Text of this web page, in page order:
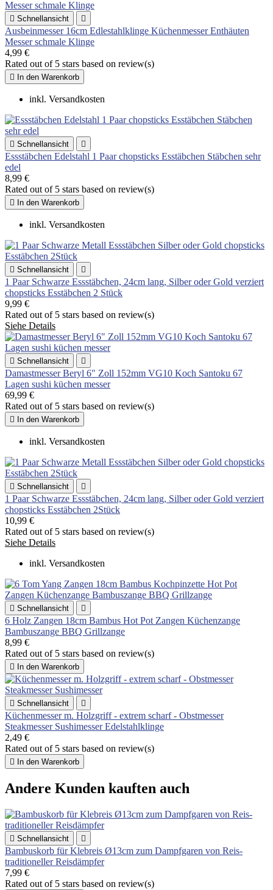
 Schnellansicht 
Ausbeinmesser 16cm Edlestahlklinge Küchenmesser Enthäuten
Messer schmale Klinge
4,99 €
Rated out of 5 stars based on review(s)
 In den Warenkorb
inkl. Versandkosten
 Schnellansicht 
Essstäbchen Edelstahl 1 Paar chopsticks Esstäbchen Stäbchen sehr
edel
8,99 €
Rated out of 5 stars based on review(s)
 In den Warenkorb
inkl. Versandkosten
 Schnellansicht 
1 Paar Schwarze Essstäbchen, 24cm lang, Silber oder Gold verziert
chopsticks Esstäbchen 2 Stück
9,99 €
Rated out of 5 stars based on review(s)
Siehe Details
 Schnellansicht 
Damastmesser Beryl 6" Zoll 152mm VG10 Koch Santoku 67
Lagen sushi küchen messer
69,99 €
Rated out of 5 stars based on review(s)
 In den Warenkorb
inkl. Versandkosten
 Schnellansicht 
1 Paar Schwarze Essstäbchen, 24cm lang, Silber oder Gold verziert
chopsticks Esstäbchen 2Stück
10,99 €
Rated out of 5 stars based on review(s)
Siehe Details
inkl. Versandkosten
 Schnellansicht 
6 Holz Zangen 18cm Bambus Hot Pot Zangen Küchenzange
Bambuszange BBQ Grillzange
8,99 €
Rated out of 5 stars based on review(s)
 In den Warenkorb
 Schnellansicht 
Küchenmesser m. Holzgriff - extrem scharf - Obstmesser
Steakmesser Sushimesser Edelstahlklinge
2,49 €
Rated out of 5 stars based on review(s)
 In den Warenkorb
Andere Kunden kauften auch
 Schnellansicht 
Bambuskorb für Klebreis Ø13cm zum Dampfgaren von Reis-
traditioneller Reisdämpfer
7,99 €
Rated out of 5 stars based on review(s)